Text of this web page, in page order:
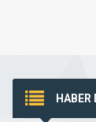
HABER